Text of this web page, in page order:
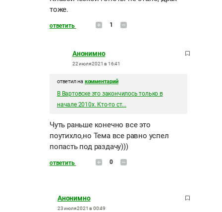
тоже.
ответить 1
Анонимно
22 июля 2021 в 16:41
ответил на комментарий
В Вартовске это закончилось только в
начале 2010х. Кто-то ст...
Чуть раньше конечно все это
поутихло,но Тема все равно успел
попасть под раздачу)))
ответить 0
Анонимно
23 июля 2021 в 00:49